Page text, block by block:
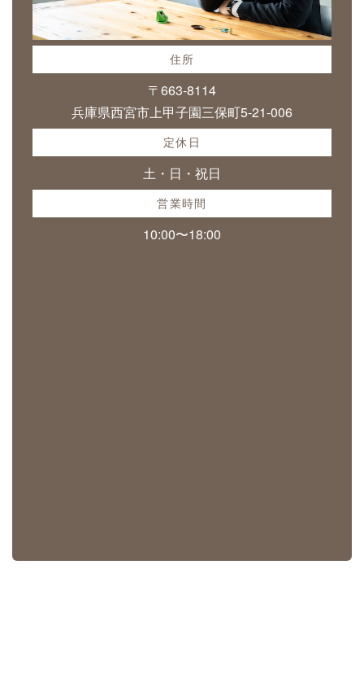
住所
〒663-8114
兵庫県西宮市上甲子園三保町5-21-006
定休日
土・日・祝日
営業時間
10:00〜18:00